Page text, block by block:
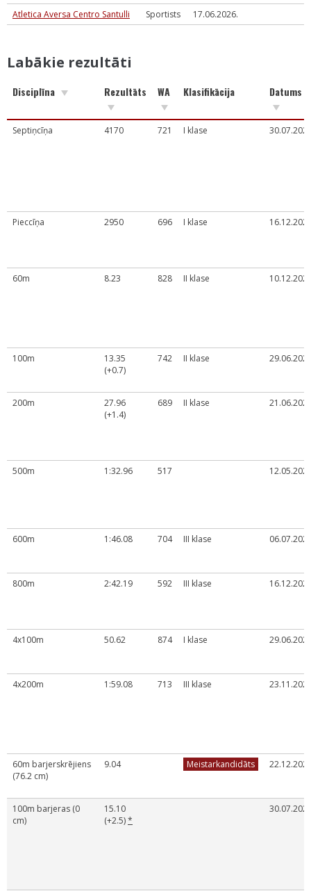
Atletica Aversa Centro Santulli
Sportists 17.06.2026.
Labākie rezultāti
Disciplīna Rezultāts WA Klasifikācija Datums
Septiņcīņa 4170 721 I klase
Pieccīņa 2950 696 I klase
60m 8.23 828 II klase
100m
13.35
(+0.7)
742 II klase
200m
27.96
(+1.4)
689 II klase
500m 1:32.96 517
600m 1:46.08 704 III klase
800m 2:42.19 592 III klase
4x100m 50.62 874 I klase
4x200m 1:59.08 713 III klase
60m barjerskrējiens
(76.2 cm)
9.04 Meistarkandidāts
100m barjeras (0
cm)
15.10
(+2.5)*